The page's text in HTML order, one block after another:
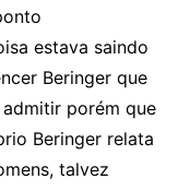
estava saindo
Beringer que
porém que
Beringer relata
talvez